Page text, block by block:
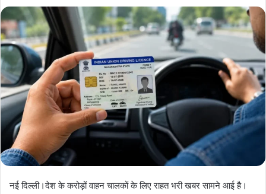
नई दिल्ली।देश के करोड़ों वाहन चालकों के लिए राहत भरी खबर सामने आई है।